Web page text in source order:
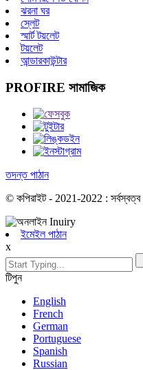
ঝরনা ঘর
স্লেট
স্মার্ট টয়লেট
টয়লেট
আন্ডারকাউন্টার
PROFIRE সামাজিক
তদন্ত পাঠান
© কপিরাইট - 2021-2022 : সর্বস্বত্ব
ইমেইল পাঠান
x
টিপুন
English
French
German
Portuguese
Spanish
Russian